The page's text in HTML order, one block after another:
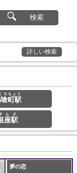
検索
詳しい検索
町駅
ろちょう
座駅
んざ
夢の恋